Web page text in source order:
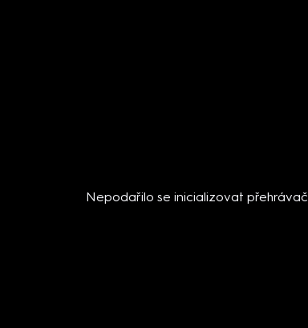
Nepodařilo se inicializovat přehrávač